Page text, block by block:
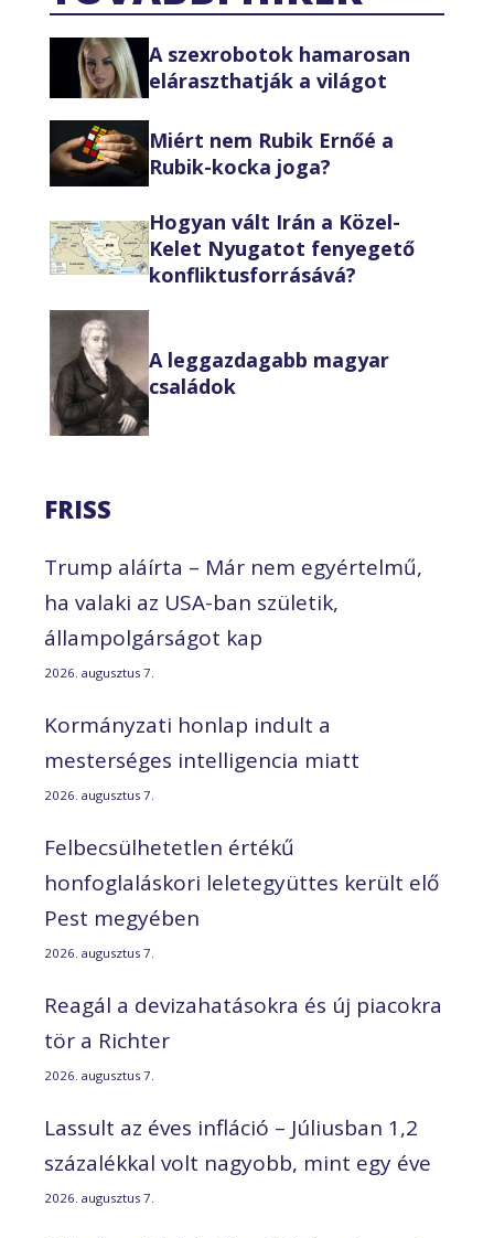
A szexrobotok hamarosan
eláraszthatják a világot
Miért nem Rubik Ernőé a
Rubik-kocka joga?
Hogyan vált Irán a Közel-
Kelet Nyugatot fenyegető
konfliktusforrásává?
A leggazdagabb magyar
családok
FRISS
Trump aláírta – Már nem egyértelmű,
ha valaki az USA-ban születik,
állampolgárságot kap
2026. augusztus 7.
Kormányzati honlap indult a
mesterséges intelligencia miatt
2026. augusztus 7.
Felbecsülhetetlen értékű
honfoglaláskori leletegyüttes került elő
Pest megyében
2026. augusztus 7.
Reagál a devizahatásokra és új piacokra
tör a Richter
2026. augusztus 7.
Lassult az éves infláció – Júliusban 1,2
százalékkal volt nagyobb, mint egy éve
2026. augusztus 7.